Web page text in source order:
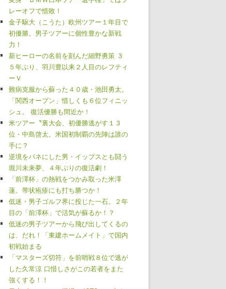
レーオフで惜敗！
金子駆大（こうた）欧州ツアー１年目で
初優勝。男子ツアーに個性豊かな新戦
力！
新ヒーローの名前を刻んだ細野勇策 ３
５年ぶり、羽川豊以来２人目のレフティ
ーＶ
難病克服から蘇った４０歳・池田勇太。
「関西オープン」惜しくも６位フィニッ
シュ。 復活優勝も間近か！
米ツアー〝裏大会、初優勝逃がす１３
位・中島啓太。米国初制覇の先陣は誰の
手に？
逆境をバネにした男・イップスとも闘う
堀川未来夢、４年ぶりの復活劇！
「前澤杯」の熱戦をつかみ取った米澤
蓮。帯状疱疹にも打ち勝つか！
低迷・男子ゴルフ界に投じた一石。２年
目の「前澤杯」で活気が蘇るか！？
低迷の男子ツアーから飛び出してくるの
は、だれ！「東建ホームメイト」で国内
初戦始まる
「マスターズ切符」を前哨戦８位で逃が
した久常涼 口惜しさがこの若者をまた
強くする！！